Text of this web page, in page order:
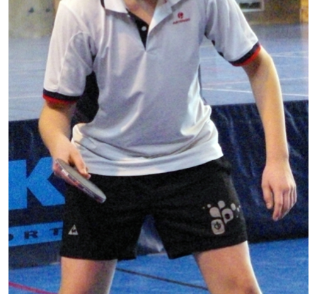
Terrains et maisons à vendre
VOTRE MAIRIE
Elus et agents
L'équipe municipale
Le personnel municipal
Les moyens financiers
Note de synthèse financière
Rapport d'orientation budgétaire
Actions et projets
Projets et travaux en cours